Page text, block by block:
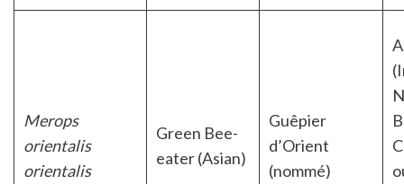
Merops
orientalis
orientalis
Green Bee-
eater (Asian)
Guêpier
d’Orient
(nommé)